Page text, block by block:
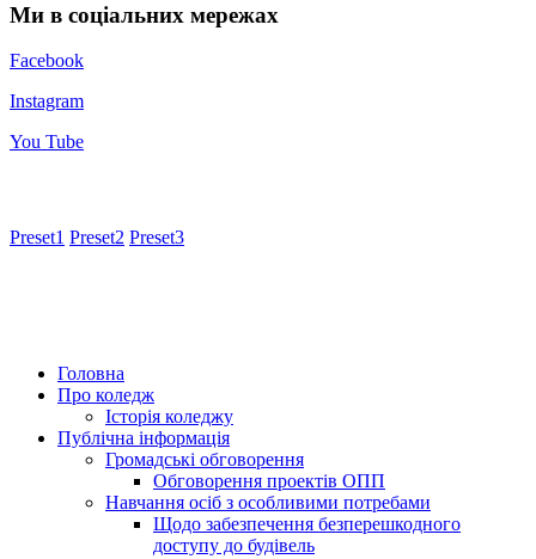
Ми в соціальних мережах
Facebook
Instagram
You Tube
Preset1 Preset2 Preset3
Головна
Про коледж
Історія коледжу
Публічна інформація
Громадські обговорення
Обговорення проектів ОПП
Навчання осіб з особливими потребами
Щодо забезпечення безперешкодного
доступу до будівель